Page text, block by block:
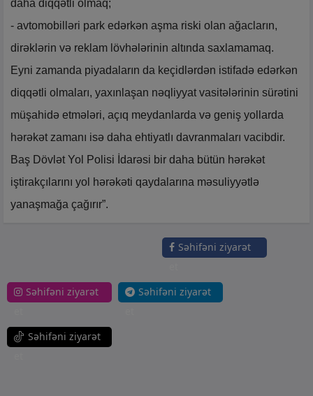
daha diqqətli olmaq;
- avtomobilləri park edərkən aşma riski olan ağacların,
dirəklərin və reklam lövhələrinin altında saxlamamaq.
Eyni zamanda piyadaların da keçidlərdən istifadə edərkən
diqqətli olmaları, yaxınlaşan nəqliyyat vasitələrinin sürətini
müşahidə etmələri, açıq meydanlarda və geniş yollarda
hərəkət zamanı isə daha ehtiyatlı davranmaları vacibdir.
Baş Dövlət Yol Polisi İdarəsi bir daha bütün hərəkət
iştirakçılarını yol hərəkəti qaydalarına məsuliyyətlə
yanaşmağa çağırır”.
Səhifəni ziyarət
Səhifəni ziyarət
Səhifəni ziyarət
Səhifəni ziyarət